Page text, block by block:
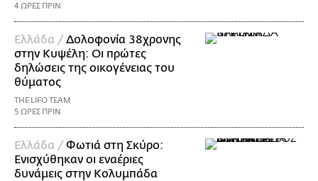
4 ΩΡΕΣ ΠΡΙΝ
Ελλάδα /Δολοφονία 38χρονης
στην Κυψέλη: Οι πρώτες
δηλώσεις της οικογένειας του
θύματος
THE LIFO TEAM
5 ΩΡΕΣ ΠΡΙΝ
Ελλάδα /Φωτιά στη Σκύρο:
Ενισχύθηκαν οι εναέριες
δυνάμεις στην Κολυμπάδα